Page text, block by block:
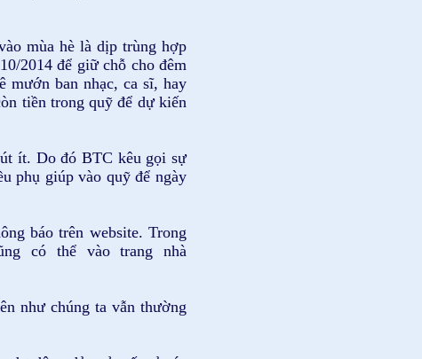
mùa hè là dịp trùng hợp
2014 để giữ chỗ cho đêm
mướn ban nhạc, ca sĩ, hay
tiền trong quỹ để dự kiến
ít. Do đó BTC kêu gọi sự
phụ giúp vào quỹ để ngày
báo trên website. Trong
có thể vào trang nhà
như chúng ta vẫn thường